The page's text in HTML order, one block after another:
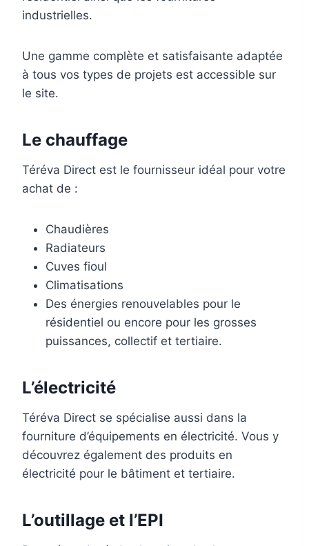
industrielles.
Une gamme complète et satisfaisante adaptée
à tous vos types de projets est accessible sur
le site.
Le chauffage
Téréva Direct est le fournisseur idéal pour votre
achat de :
Chaudières
Radiateurs
Cuves fioul
Climatisations
Des énergies renouvelables pour le
résidentiel ou encore pour les grosses
puissances, collectif et tertiaire.
L’électricité
Téréva Direct se spécialise aussi dans la
fourniture d’équipements en électricité. Vous y
découvrez également des produits en
électricité pour le bâtiment et tertiaire.
L’outillage et l’EPI